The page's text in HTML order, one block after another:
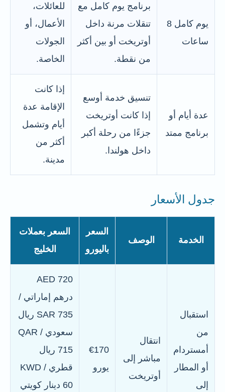
يوم كامل 8
ساعات
برنامج يوم كامل مع
تنقلات مرنة داخل
أوتريخت أو بين أكثر
من نقطة.
للعائلات،
الأعمال، أو
الجولات
الخاصة.
عدة أيام أو
برنامج ممتد
تنسيق خدمة أوسع
إذا كانت أوتريخت
جزءًا من رحلة أكبر
داخل هولندا.
إذا كانت
الإقامة عدة
أيام وتشمل
أكثر من
مدينة.
جدول الأسعار
الخدمة الوصف
السعر
باليورو
السعر بعملات
الخليج
استقبال
من
أمستردام
أو المطار
إلى
انتقال
مباشر إلى
أوتريخت
€170
يورو
AED 720
درهم إماراتي /
SAR 735 ريال
سعودي / QAR
715 ريال
قطري / KWD
60 دينار كويتي